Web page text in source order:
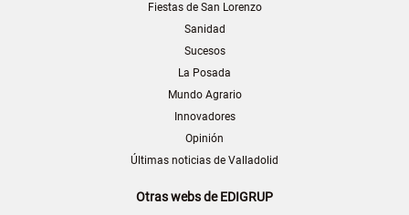
Fiestas de San Lorenzo
Sanidad
Sucesos
La Posada
Mundo Agrario
Innovadores
Opinión
Últimas noticias de Valladolid
Otras webs de EDIGRUP